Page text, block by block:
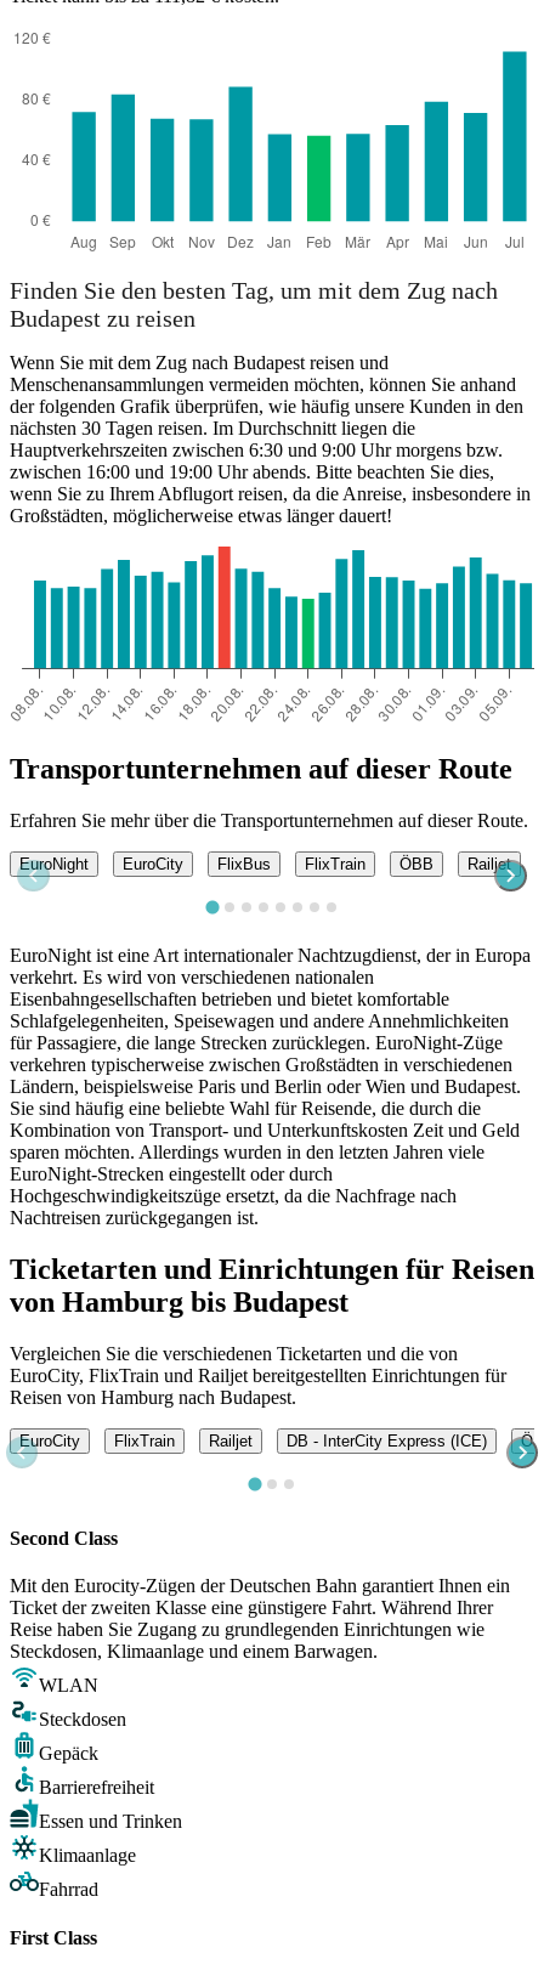
Finden Sie den besten Tag, um mit dem Zug nach
Budapest zu reisen
Wenn Sie mit dem Zug nach Budapest reisen und
Menschenansammlungen vermeiden möchten, können Sie anhand
der folgenden Grafik überprüfen, wie häufig unsere Kunden in den
nächsten 30 Tagen reisen. Im Durchschnitt liegen die
Hauptverkehrszeiten zwischen 6:30 und 9:00 Uhr morgens bzw.
zwischen 16:00 und 19:00 Uhr abends. Bitte beachten Sie dies,
wenn Sie zu Ihrem Abflugort reisen, da die Anreise, insbesondere in
Großstädten, möglicherweise etwas länger dauert!
Transportunternehmen auf dieser Route
Erfahren Sie mehr über die Transportunternehmen auf dieser Route.
EuroNight EuroCity FlixBus FlixTrain ÖBB Railjet
EuroNight ist eine Art internationaler Nachtzugdienst, der in Europa
verkehrt. Es wird von verschiedenen nationalen
Eisenbahngesellschaften betrieben und bietet komfortable
Schlafgelegenheiten, Speisewagen und andere Annehmlichkeiten
für Passagiere, die lange Strecken zurücklegen. EuroNight-Züge
verkehren typischerweise zwischen Großstädten in verschiedenen
Ländern, beispielsweise Paris und Berlin oder Wien und Budapest.
Sie sind häufig eine beliebte Wahl für Reisende, die durch die
Kombination von Transport- und Unterkunftskosten Zeit und Geld
sparen möchten. Allerdings wurden in den letzten Jahren viele
EuroNight-Strecken eingestellt oder durch
Hochgeschwindigkeitszüge ersetzt, da die Nachfrage nach
Nachtreisen zurückgegangen ist.
Ticketarten und Einrichtungen für Reisen
von Hamburg bis Budapest
Vergleichen Sie die verschiedenen Ticketarten und die von
EuroCity, FlixTrain und Railjet bereitgestellten Einrichtungen für
Reisen von Hamburg nach Budapest.
EuroCity FlixTrain Railjet DB - InterCity Express (ICE)
Second Class
Mit den Eurocity-Zügen der Deutschen Bahn garantiert Ihnen ein
Ticket der zweiten Klasse eine günstigere Fahrt. Während Ihrer
Reise haben Sie Zugang zu grundlegenden Einrichtungen wie
Steckdosen, Klimaanlage und einem Barwagen.
WLAN
Steckdosen
Gepäck
Barrierefreiheit
Essen und Trinken
Klimaanlage
Fahrrad
First Class